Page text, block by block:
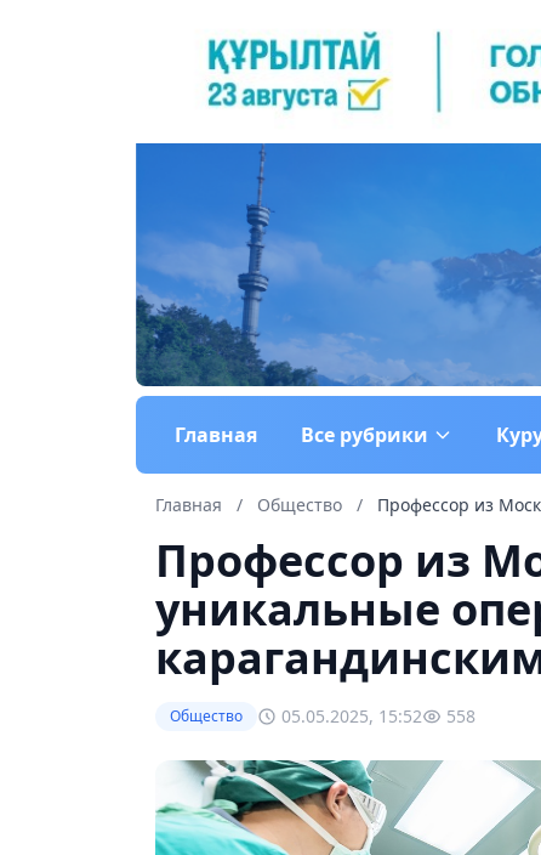
Главная Все рубрики
Главная / Общество / Профессор из
Профессор из
уникальные
Общество 05.05.2025, 15:52 558